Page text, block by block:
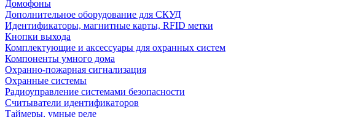
Домофоны
Дополнительное оборудование для СКУД
Идентификаторы, магнитные карты, RFID метки
Кнопки выхода
Комплектующие и аксессуары для охранных систем
Компоненты умного дома
Охранно-пожарная сигнализация
Охранные системы
Радиоуправление системами безопасности
Считыватели идентификаторов
Таймеры, умные реле